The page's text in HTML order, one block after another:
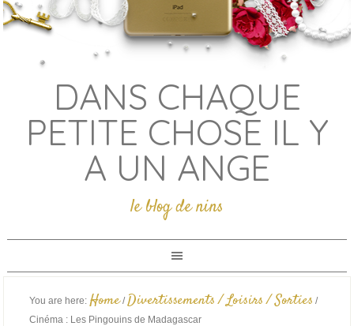
DANS CHAQUE
PETITE CHOSE IL Y
A UN ANGE
le blog de nins
You are here: Home / Divertissements / Loisirs / Sorties /
Cinéma : Les Pingouins de Madagascar